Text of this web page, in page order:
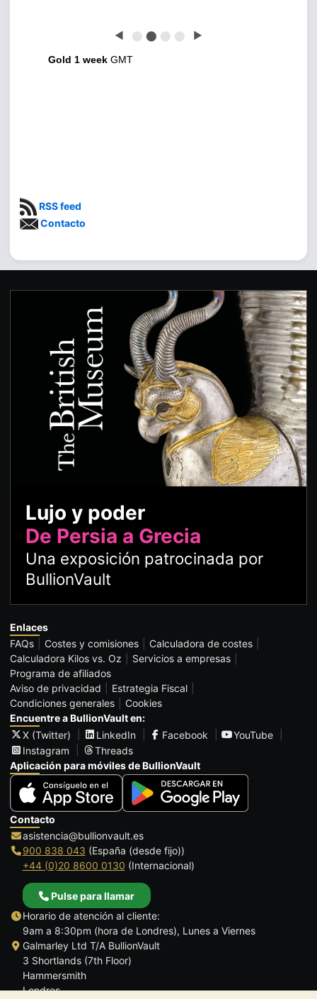
◀ ⬤ ⬤ ⬤ ⬤ ▶
Gold 1 week GMT
RSS feed
Contacto
Lujo y poder
De Persia a Grecia
Una exposición patrocinada por
BullionVault
Enlaces
FAQs
Costes y comisiones
Calculadora de costes
Calculadora Kilos vs. Oz
Servicios a empresas
Programa de afiliados
Aviso de privacidad
Estrategia Fiscal
Condiciones generales
Cookies
Encuentre a BullionVault en:
X (Twitter)
LinkedIn Facebook
YouTube
Instagram
Threads
Aplicación para móviles de BullionVault
Contacto
asistencia@bullionvault.es
900 838 043 (España (desde fijo))
+44 (0)20 8600 0130 (Internacional)
Pulse para llamar
Horario de atención al cliente:
9am a 8:30pm (hora de Londres), Lunes a Viernes
Galmarley Ltd T/A BullionVault
3 Shortlands (7th Floor)
Hammersmith
Londres